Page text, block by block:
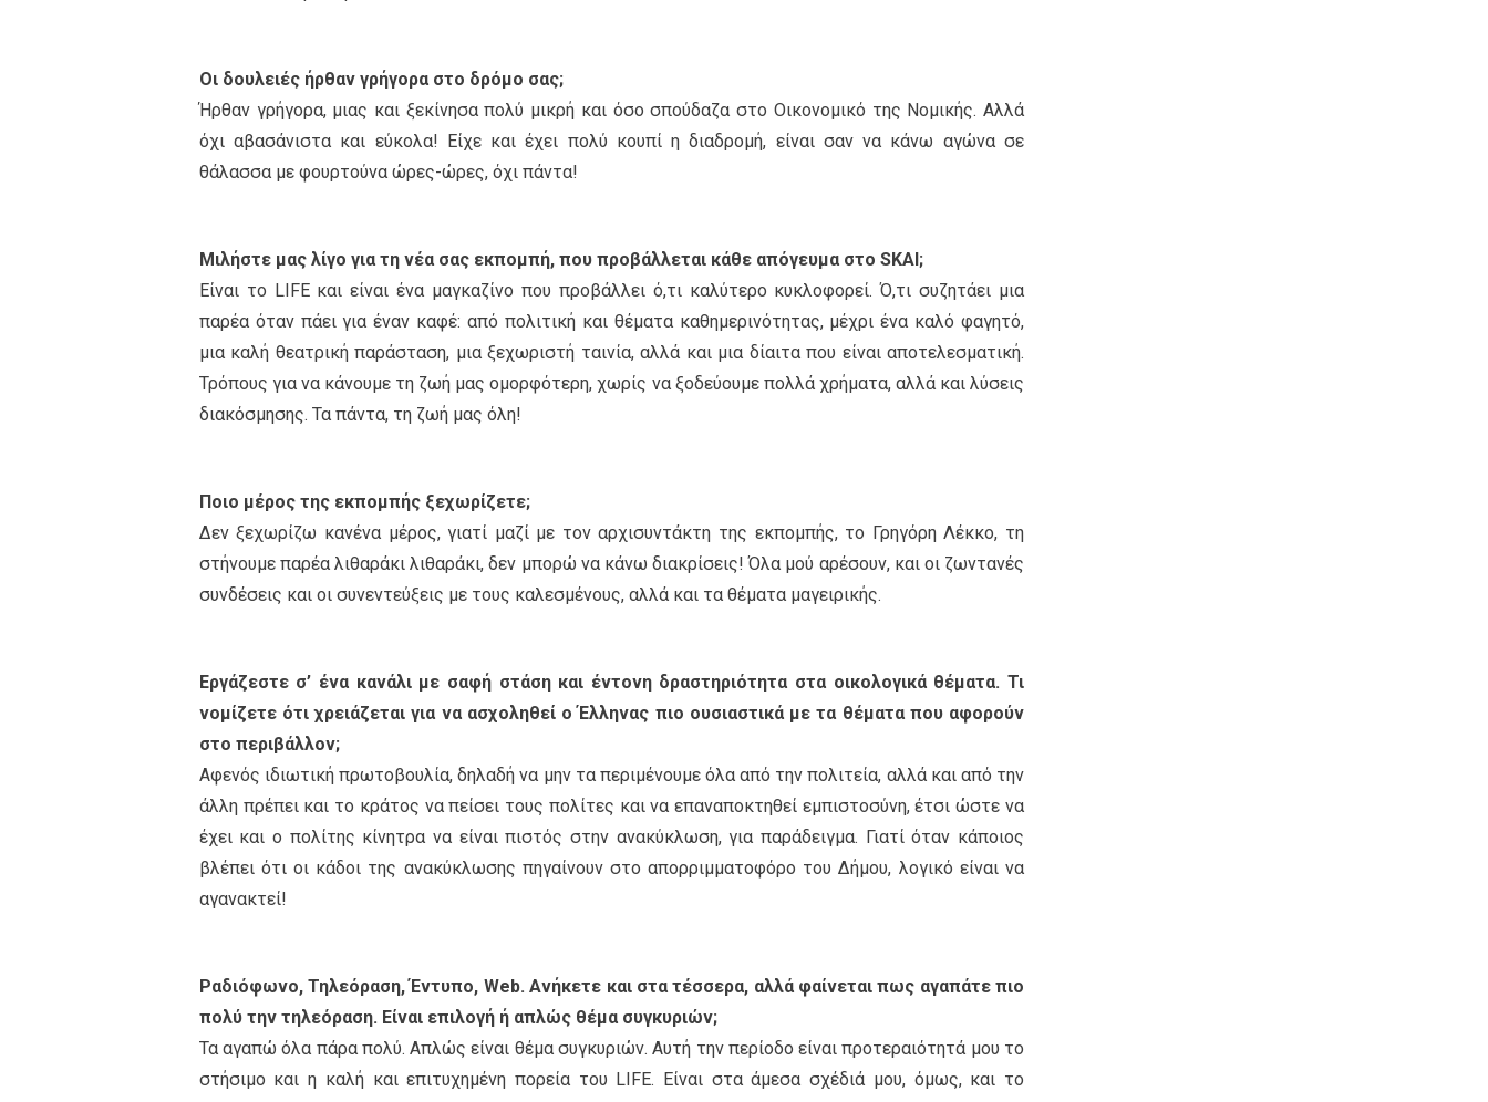
Οι δουλειές ήρθαν γρήγορα στο δρόμο σας;
Ήρθαν γρήγορα, μιας και ξεκίνησα πολύ μικρή και όσο σπούδαζα στο Οικονομικό της Νομικής. Αλλά
όχι αβασάνιστα και εύκολα! Είχε και έχει πολύ κουπί η διαδρομή, είναι σαν να κάνω αγώνα σε
θάλασσα με φουρτούνα ώρες-ώρες, όχι πάντα!
Μιλήστε μας λίγο για τη νέα σας εκπομπή, που προβάλλεται κάθε απόγευμα στο SKAI;
Είναι το LIFE και είναι ένα μαγκαζίνο που προβάλλει ό,τι καλύτερο κυκλοφορεί. Ό,τι συζητάει μια
παρέα όταν πάει για έναν καφέ: από πολιτική και θέματα καθημερινότητας, μέχρι ένα καλό φαγητό,
μια καλή θεατρική παράσταση, μια ξεχωριστή ταινία, αλλά και μια δίαιτα που είναι αποτελεσματική.
Τρόπους για να κάνουμε τη ζωή μας ομορφότερη, χωρίς να ξοδεύουμε πολλά χρήματα, αλλά και λύσεις
διακόσμησης. Τα πάντα, τη ζωή μας όλη!
Ποιο μέρος της εκπομπής ξεχωρίζετε;
Δεν ξεχωρίζω κανένα μέρος, γιατί μαζί με τον αρχισυντάκτη της εκπομπής, το Γρηγόρη Λέκκο, τη
στήνουμε παρέα λιθαράκι λιθαράκι, δεν μπορώ να κάνω διακρίσεις! Όλα μού αρέσουν, και οι ζωντανές
συνδέσεις και οι συνεντεύξεις με τους καλεσμένους, αλλά και τα θέματα μαγειρικής.
Εργάζεστε σ’ ένα κανάλι με σαφή στάση και έντονη δραστηριότητα στα οικολογικά θέματα. Τι
νομίζετε ότι χρειάζεται για να ασχοληθεί ο Έλληνας πιο ουσιαστικά με τα θέματα που αφορούν
στο περιβάλλον;
Αφενός ιδιωτική πρωτοβουλία, δηλαδή να μην τα περιμένουμε όλα από την πολιτεία, αλλά και από την
άλλη πρέπει και το κράτος να πείσει τους πολίτες και να επαναποκτηθεί εμπιστοσύνη, έτσι ώστε να
έχει και ο πολίτης κίνητρα να είναι πιστός στην ανακύκλωση, για παράδειγμα. Γιατί όταν κάποιος
βλέπει ότι οι κάδοι της ανακύκλωσης πηγαίνουν στο απορριμματοφόρο του Δήμου, λογικό είναι να
αγανακτεί!
Ραδιόφωνο, Τηλεόραση, Έντυπο, Web. Ανήκετε και στα τέσσερα, αλλά φαίνεται πως αγαπάτε πιο
πολύ την τηλεόραση. Είναι επιλογή ή απλώς θέμα συγκυριών;
Τα αγαπώ όλα πάρα πολύ. Απλώς είναι θέμα συγκυριών. Αυτή την περίοδο είναι προτεραιότητά μου το
στήσιμο και η καλή και επιτυχημένη πορεία του LIFE. Είναι στα άμεσα σχέδιά μου, όμως, και το